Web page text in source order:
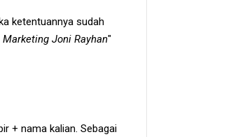
ketentuannya sudah
Marketing Joni Rayhan"
+ nama kalian. Sebagai